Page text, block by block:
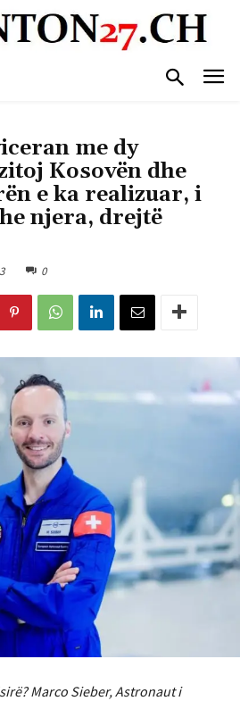
me dy
Kosovën dhe
e ka realizuar, i
njera, drejtë
0
Marco Sieber, Astronaut i